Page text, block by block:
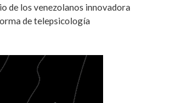
de los venezolanos innovadora
de telepsicología